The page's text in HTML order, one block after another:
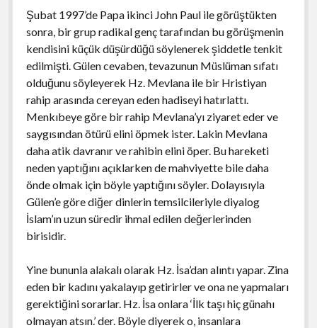
Şubat 1997’de Papa ikinci John Paul ile görüştükten
sonra, bir grup radikal genç tarafından bu görüşmenin
kendisini küçük düşürdüğü söylenerek şiddetle tenkit
edilmişti. Gülen cevaben, tevazunun Müslüman sıfatı
olduğunu söyleyerek Hz. Mevlana ile bir Hristiyan
rahip arasında cereyan eden hadiseyi hatırlattı.
Menkıbeye göre bir rahip Mevlana’yı ziyaret eder ve
saygısından ötürü elini öpmek ister. Lakin Mevlana
daha atik davranır ve rahibin elini öper. Bu hareketi
neden yaptığını açıklarken de mahviyette bile daha
önde olmak için böyle yaptığını söyler. Dolayısıyla
Gülen’e göre diğer dinlerin temsilcileriyle diyalog
İslam’ın uzun süredir ihmal edilen değerlerinden
birisidir.
Yine bununla alakalı olarak Hz. İsa’dan alıntı yapar. Zina
eden bir kadını yakalayıp getirirler ve ona ne yapmaları
gerektiğini sorarlar. Hz. İsa onlara ‘İlk taşı hiç günahı
olmayan atsın.’ der. Böyle diyerek o, insanlara